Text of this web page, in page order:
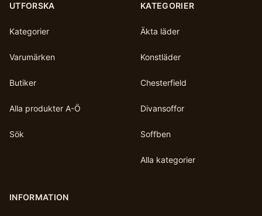
UTFORSKA
Kategorier
Varumärken
Butiker
Alla produkter A-Ö
Sök
KATEGORIER
Äkta läder
Konstläder
Chesterfield
Divansoffor
Soffben
Alla kategorier
INFORMATION